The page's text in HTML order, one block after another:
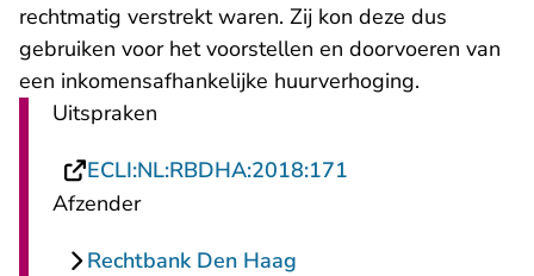
rechtmatig verstrekt waren. Zij kon deze dus
gebruiken voor het voorstellen en doorvoeren van
een inkomensafhankelijke huurverhoging.
Uitspraken
ECLI:NL:RBDHA:2018:171
Afzender
Rechtbank Den Haag